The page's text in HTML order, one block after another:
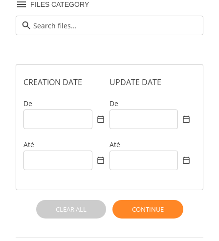
FILES CATEGORY
CREATION DATE
De
Até
UPDATE DATE
De
Até
CLEAR ALL CONTINUE